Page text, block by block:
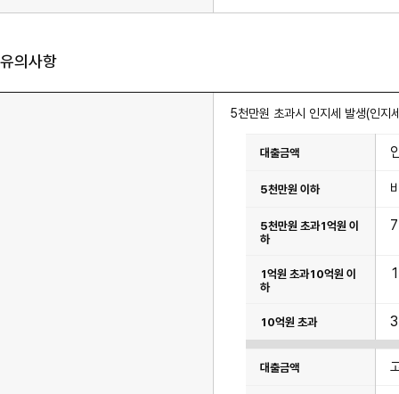
유의사항
5천만원 초과시 인지세 발생(인지
액,5
원
초